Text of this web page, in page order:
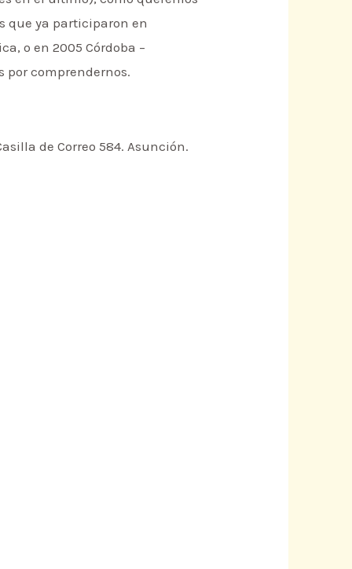
que ya participaron en
o en 2005 Córdoba –
por comprendernos.
de Correo 584. Asunción.